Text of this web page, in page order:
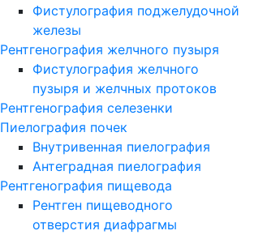
Фистулография поджелудочной
железы
Рентгенография желчного пузыря
Фистулография желчного
пузыря и желчных протоков
Рентгенография селезенки
Пиелография почек
Внутривенная пиелография
Антеградная пиелография
Рентгенография пищевода
Рентген пищеводного
отверстия диафрагмы